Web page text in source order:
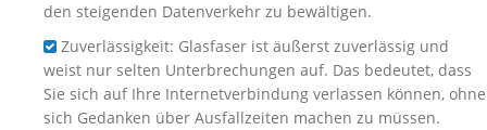
den steigenden Datenverkehr zu bewältigen.
Zuverlässigkeit: Glasfaser ist äußerst zuverlässig und
weist nur selten Unterbrechungen auf. Das bedeutet, dass
Sie sich auf Ihre Internetverbindung verlassen können, ohne
sich Gedanken über Ausfallzeiten machen zu müssen.